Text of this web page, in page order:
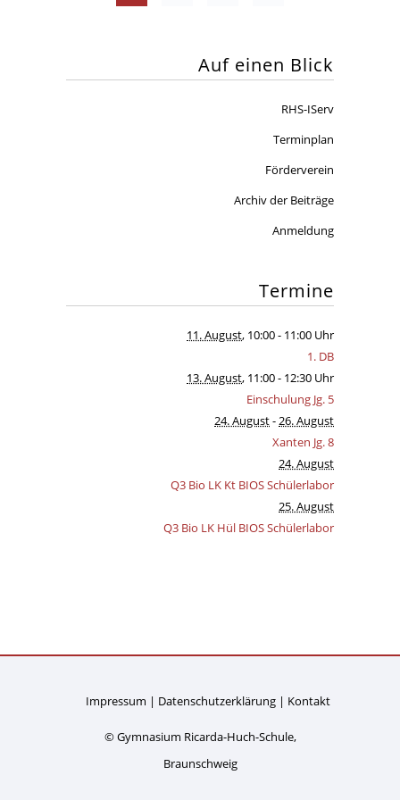
Auf einen Blick
RHS-IServ
Terminplan
Förderverein
Archiv der Beiträge
Anmeldung
Termine
11. August, 10:00- 11:00 Uhr
1. DB
13. August, 11:00- 12:30 Uhr
Einschulung Jg. 5
24. August-26. August
Xanten Jg. 8
24. August
Q3 Bio LK Kt BIOS Schülerlabor
25. August
Q3 Bio LK Hül BIOS Schülerlabor
Impressum Datenschutzerklärung Kontakt
© Gymnasium Ricarda-Huch-Schule,
Braunschweig